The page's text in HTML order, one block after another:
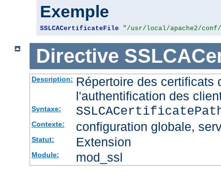
Exemple
SSLCACertificateFile "/usr/local/apache2/
Directive
Description: Répertoire des certificats
l'authentification des
Syntaxe:
Contexte: configuration globale,
Statut: Extension
Module: mod_ssl